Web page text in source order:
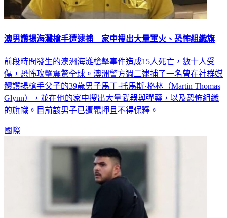
澳男讚揚海灘槍手遭逮捕 家中搜出大量軍火、恐怖組織旗
前段時間發生的澳洲海灘槍擊事件造成15人死亡，數十人受
傷，恐怖攻擊震驚全球。澳洲警方週二逮捕了一名曾在社群媒
體讚揚槍手父子的39歲男子馬丁·托馬斯·格林（Martin Thomas
Glynn），並在他的家中搜出大量武器與彈藥，以及恐怖組織
的旗幟。目前該男子已遭羈押且不得保釋。
國際